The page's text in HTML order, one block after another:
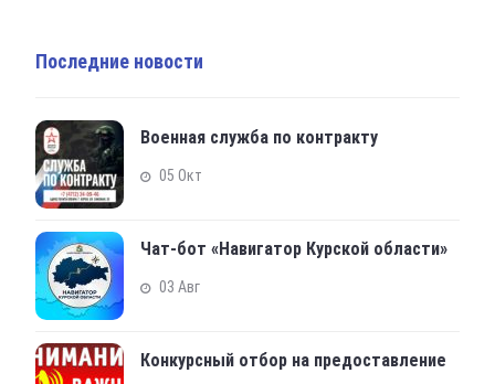
Последние новости
Военная служба по контракту
05 Окт
Чат-бот «Навигатор Курской области»
03 Авг
Конкурсный отбор на предоставление